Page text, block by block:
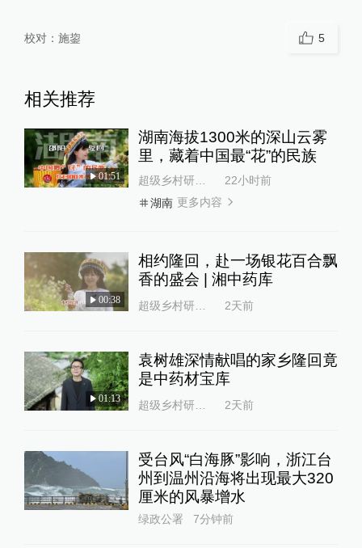
校对： 施鋆 5
相关推荐
01:51
湖南海拔1300米的深山云雾
里，藏着中国最“花”的民族
超级乡村研究所
22小时前
湖南 更多内容
00:38
相约隆回，赴一场银花百合飘
香的盛会 | 湘中药库
超级乡村研究所 2天前
01:13
袁树雄深情献唱的家乡隆回竟
是中药材宝库
超级乡村研究所 2天前
受台风“白海豚”影响，浙江台
州到温州沿海将出现最大320
厘米的风暴增水
绿政公署 7分钟前